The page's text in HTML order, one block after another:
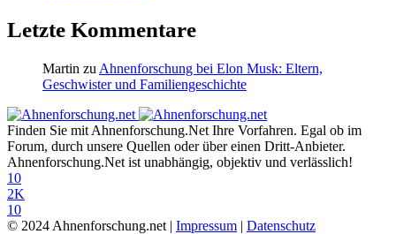
Letzte Kommentare
Martin zu Ahnenforschung bei Elon Musk: Eltern,
Geschwister und Familiengeschichte
Finden Sie mit Ahnenforschung.Net Ihre Vorfahren. Egal ob im
Forum, durch unsere Quellen oder über einen Dritt-Anbieter.
Ahnenforschung.Net ist unabhängig, objektiv und verlässlich!
10
2K
10
© 2024 Ahnenforschung.net | Impressum | Datenschutz